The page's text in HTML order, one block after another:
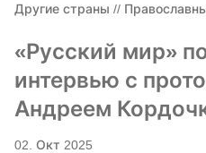
Другие страны //
«Русский мир»
интервью с
Андреем
02. Окт 2025